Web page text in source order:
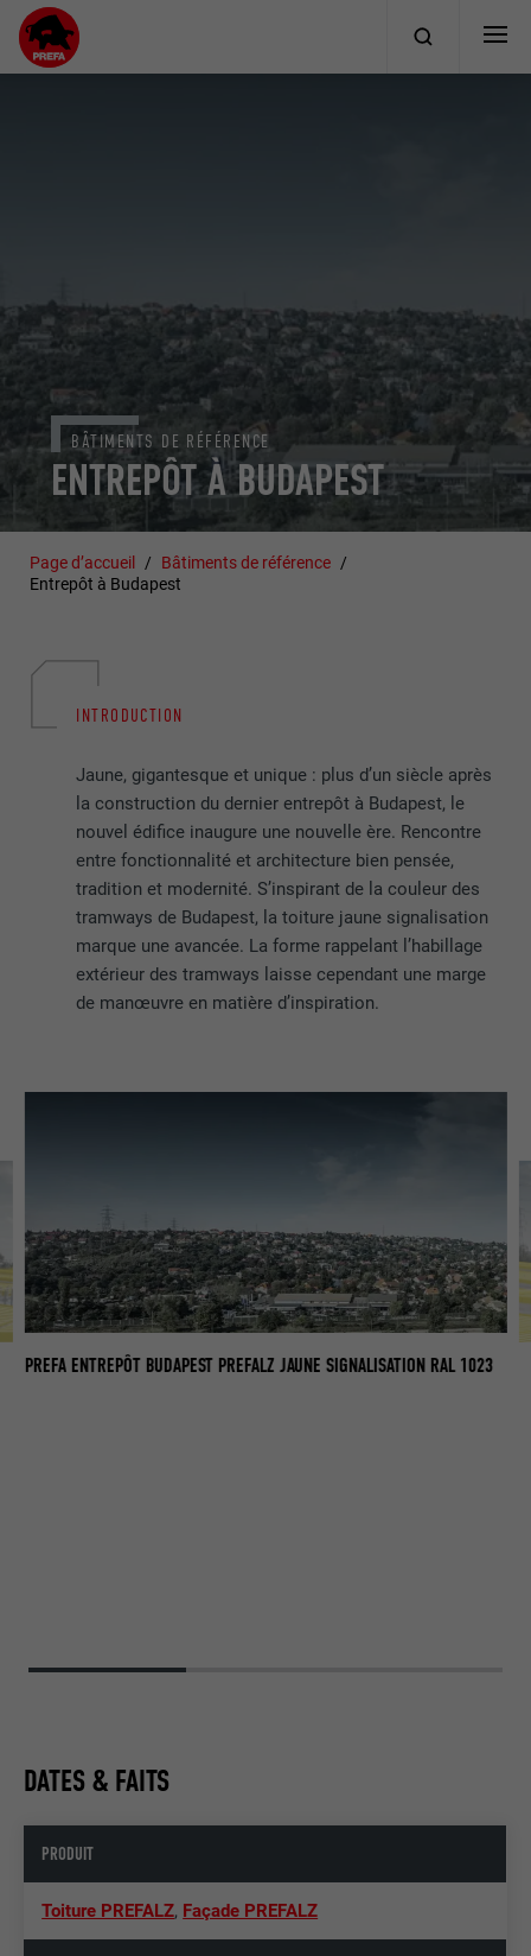
ENTREPÔT À BUDAPEST
BÂTIMENTS DE RÉFÉRENCE
Page d’accueil
Bâtiments de référence
Entrepôt à Budapest
INTRODUCTION
Jaune, gigantesque et unique : plus d’un siècle après
la construction du dernier entrepôt à Budapest, le
nouvel édifice inaugure une nouvelle ère. Rencontre
entre fonctionnalité et architecture bien pensée,
tradition et modernité. S’inspirant de la couleur des
tramways de Budapest, la toiture jaune signalisation
marque une avancée. La forme rappelant l’habillage
extérieur des tramways laisse cependant une marge
de manœuvre en matière d’inspiration.
PREFA ENTREPÔT BUDAPEST PREFALZ JAUNE SIGNALISATION RAL 1023
DATES & FAITS
PRODUIT
Toiture PREFALZ, Façade PREFALZ